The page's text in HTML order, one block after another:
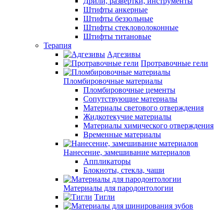
Штифты анкерные
Штифты беззольные
Штифты стекловолоконные
Штифты титановые
Терапия
Адгезивы
Протравочные гели
Пломбировочные материалы
Пломбировочные цементы
Сопутствующие материалы
Материалы светового отверждения
Жидкотекучие материалы
Материалы химического отверждения
Временные материалы
Нанесение, замешивание материалов
Аппликаторы
Блокноты, стекла, чаши
Материалы для пародонтологии
Тигли